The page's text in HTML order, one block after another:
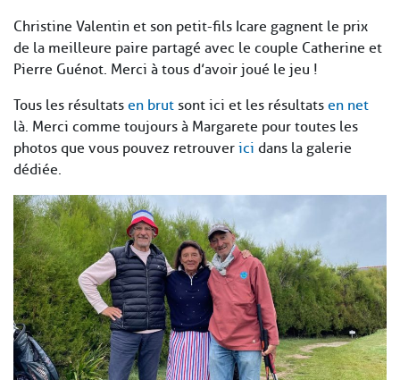
Christine Valentin et son petit-fils Icare gagnent le prix
de la meilleure paire partagé avec le couple Catherine et
Pierre Guénot. Merci à tous d’avoir joué le jeu !
Tous les résultats en brut sont ici et les résultats en net
là. Merci comme toujours à Margarete pour toutes les
photos que vous pouvez retrouver ici dans la galerie
dédiée.